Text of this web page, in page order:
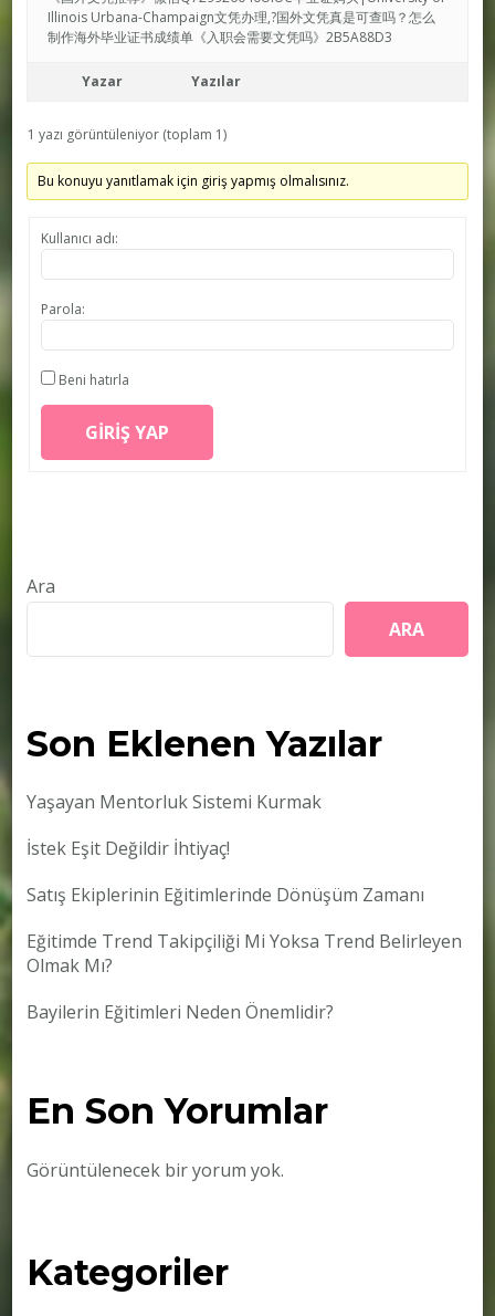
Illinois Urbana-Champaign文凭办理,?国外文凭真是可查吗？怎么
制作海外毕业证书成绩单《入职会需要文凭吗》2B5A88D3
Yazar Yazılar
1 yazı görüntüleniyor (toplam 1)
Bu konuyu yanıtlamak için giriş yapmış olmalısınız.
Kullanıcı adı:
Parola:
Beni hatırla
GIRIŞ YAP
Ara
ARA
Son Eklenen Yazılar
Yaşayan Mentorluk Sistemi Kurmak
İstek Eşit Değildir İhtiyaç!
Satış Ekiplerinin Eğitimlerinde Dönüşüm Zamanı
Eğitimde Trend Takipçiliği Mi Yoksa Trend Belirleyen
Olmak Mı?
Bayilerin Eğitimleri Neden Önemlidir?
En Son Yorumlar
Görüntülenecek bir yorum yok.
Kategoriler